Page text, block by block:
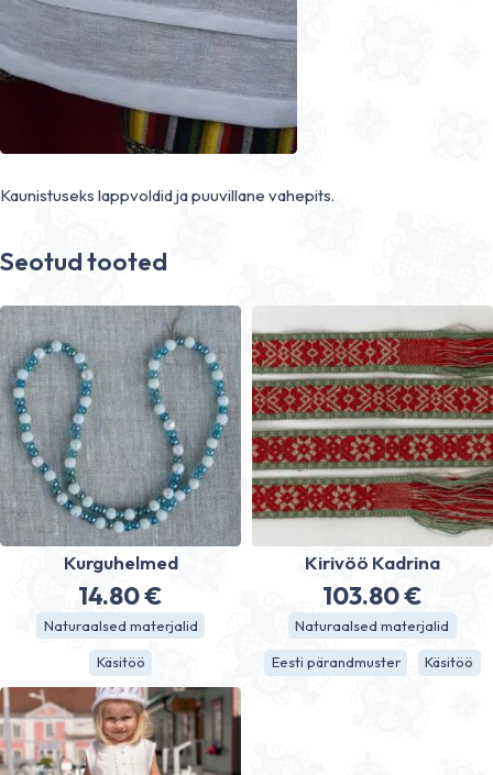
Kaunistuseks lappvoldid ja puuvillane vahepits.
Seotud tooted
Kurguhelmed
14.80€
Naturaalsed materjalid
Käsitöö
Kirivöö Kadrina
103.80€
Naturaalsed materjalid
Eesti pärandmuster Käsitöö